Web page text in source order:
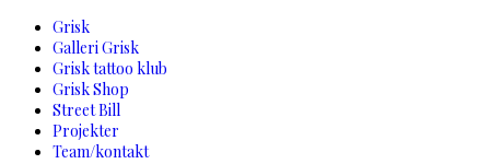
Grisk
Galleri Grisk
Grisk tattoo klub
Grisk Shop
Street Bill
Projekter
Team/kontakt